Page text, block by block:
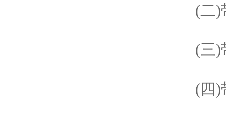
(二)带
(三)带
(四)带